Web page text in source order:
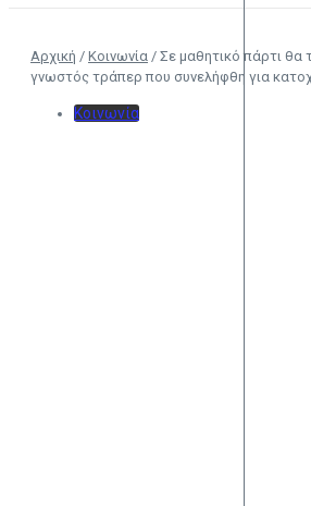
Αρχική / Κοινωνία / Σε μαθητικό πάρτι θα
γνωστός τράπερ που συνελήφθη για
Κοινωνία